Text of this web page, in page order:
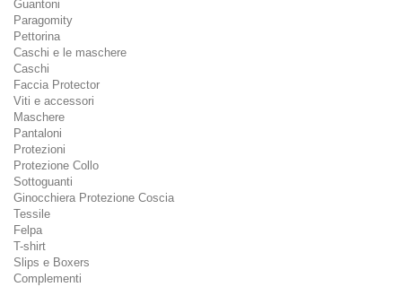
Guantoni
Paragomity
Pettorina
Caschi e le maschere
Caschi
Faccia Protector
Viti e accessori
Maschere
Pantaloni
Protezioni
Protezione Collo
Sottoguanti
Ginocchiera Protezione Coscia
Tessile
Felpa
T-shirt
Slips e Boxers
Complementi